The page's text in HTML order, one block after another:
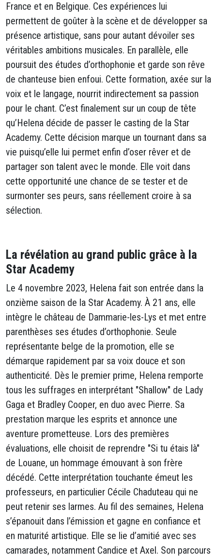
France et en Belgique. Ces expériences lui
permettent de goûter à la scène et de développer sa
présence artistique, sans pour autant dévoiler ses
véritables ambitions musicales. En parallèle, elle
poursuit des études d’orthophonie et garde son rêve
de chanteuse bien enfoui. Cette formation, axée sur la
voix et le langage, nourrit indirectement sa passion
pour le chant. C’est finalement sur un coup de tête
qu’Helena décide de passer le casting de la Star
Academy. Cette décision marque un tournant dans sa
vie puisqu’elle lui permet enfin d’oser rêver et de
partager son talent avec le monde. Elle voit dans
cette opportunité une chance de se tester et de
surmonter ses peurs, sans réellement croire à sa
sélection.
La révélation au grand public grâce à la
Star Academy
Le 4 novembre 2023, Helena fait son entrée dans la
onzième saison de la Star Academy. À 21 ans, elle
intègre le château de Dammarie-les-Lys et met entre
parenthèses ses études d’orthophonie. Seule
représentante belge de la promotion, elle se
démarque rapidement par sa voix douce et son
authenticité. Dès le premier prime, Helena remporte
tous les suffrages en interprétant "Shallow" de Lady
Gaga et Bradley Cooper, en duo avec Pierre. Sa
prestation marque les esprits et annonce une
aventure prometteuse. Lors des premières
évaluations, elle choisit de reprendre "Si tu étais là"
de Louane, un hommage émouvant à son frère
décédé. Cette interprétation touchante émeut les
professeurs, en particulier Cécile Chaduteau qui ne
peut retenir ses larmes. Au fil des semaines, Helena
s’épanouit dans l’émission et gagne en confiance et
en maturité artistique. Elle se lie d’amitié avec ses
camarades, notamment Candice et Axel. Son parcours